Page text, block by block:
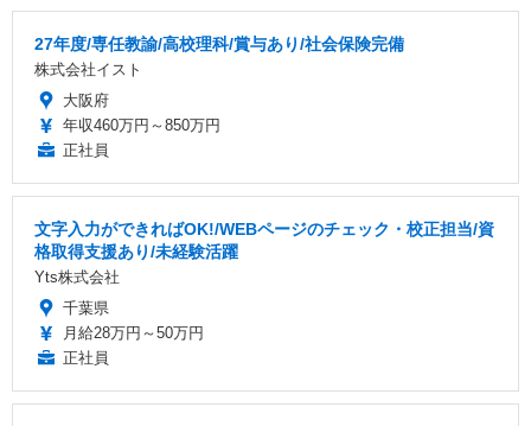
27年度/専任教諭/高校理科/賞与あり/社会保険完備
株式会社イスト
大阪府
年収460万円～850万円
正社員
文字入力ができればOK!/WEBページのチェック・校正担当/資
格取得支援あり/未経験活躍
Yts株式会社
千葉県
月給28万円～50万円
正社員